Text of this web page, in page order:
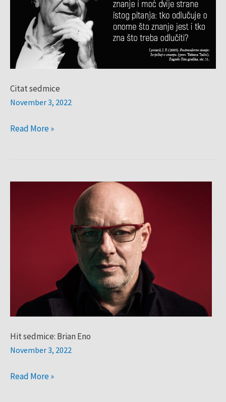
Citat sedmice
November 3, 2022
Read More »
Hit sedmice: Brian Eno
November 3, 2022
Read More »